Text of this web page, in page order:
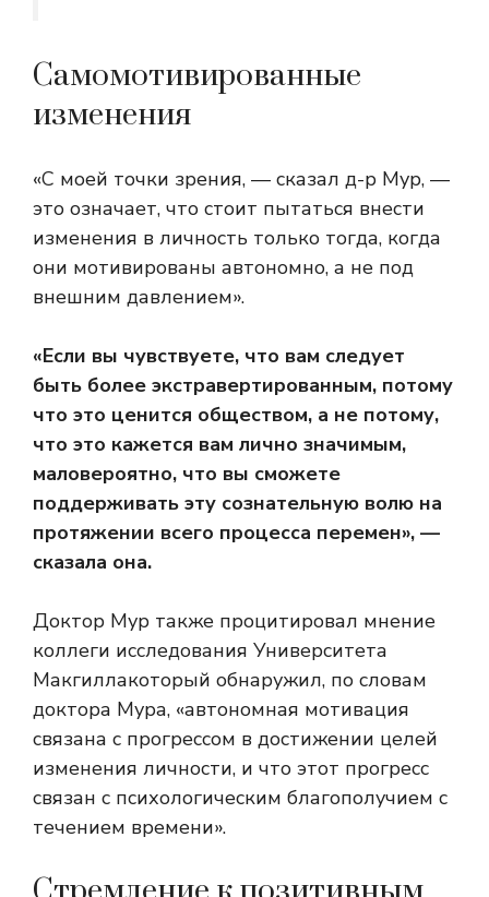
Самомотивированные
изменения
«С моей точки зрения, — сказал д-р Мур, —
это означает, что стоит пытаться внести
изменения в личность только тогда, когда
они мотивированы автономно, а не под
внешним давлением».
«Если вы чувствуете, что вам следует
быть более экстравертированным, потому
что это ценится обществом, а не потому,
что это кажется вам лично значимым,
маловероятно, что вы сможете
поддерживать эту сознательную волю на
протяжении всего процесса перемен», —
сказала она.
Доктор Мур также процитировал мнение
коллеги исследования Университета
Макгиллакоторый обнаружил, по словам
доктора Мура, «автономная мотивация
связана с прогрессом в достижении целей
изменения личности, и что этот прогресс
связан с психологическим благополучием с
течением времени».